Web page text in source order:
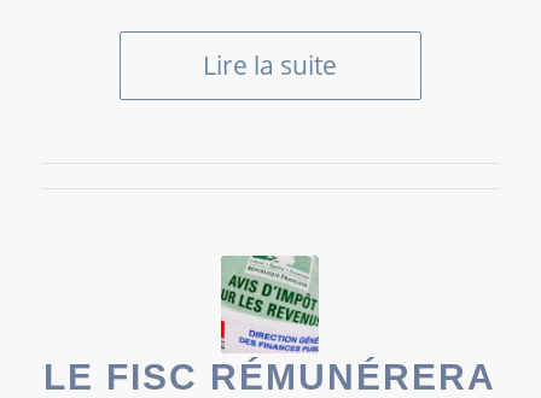
Lire la suite
LE FISC RÉMUNÉRERA